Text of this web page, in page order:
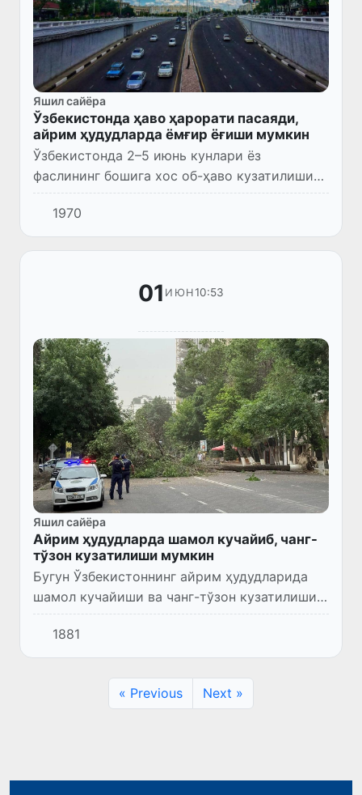
Яшил сайёра
Ўзбекистонда ҳаво ҳарорати пасаяди,
айрим ҳудудларда ёмғир ёғиши мумкин
Ўзбекистонда 2–5 июнь кунлари ёз
фаслининг бошига хос об-ҳаво кузатилиши
кутилмоқда. Айрим ҳудудларда қисқа
муддатли ёмғир ёғиши, момақалдироқ
бўлиши мумкин.
1970
01 ИЮН10:53
Яшил сайёра
Айрим ҳудудларда шамол кучайиб, чанг-
тўзон кузатилиши мумкин
Бугун Ўзбекистоннинг айрим ҳудудларида
шамол кучайиши ва чанг-тўзон кузатилиши
мумкин.
1881
« Previous Next »